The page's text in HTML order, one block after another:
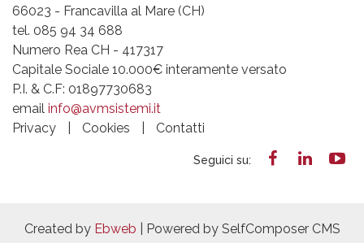
66023 - Francavilla al Mare (CH)
tel. 085 94 34 688
Numero Rea CH - 417317
Capitale Sociale 10.000€ interamente versato
P.I. & C.F: 01897730683
email info@avmsistemi.it​
Privacy
Cookies Contatti
Seguici su:
Created by Ebweb | Powered by SelfComposer CMS